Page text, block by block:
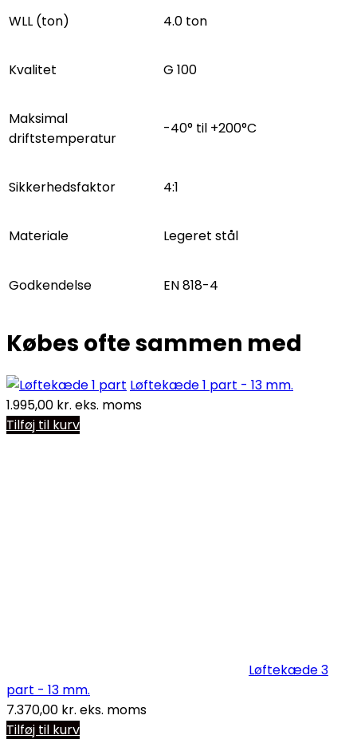
WLL (ton) 4.0 ton
Kvalitet G 100
Maksimal
driftstemperatur
-40° til +200°C
Sikkerhedsfaktor 4:1
Materiale Legeret stål
Godkendelse EN 818-4
Købes ofte sammen med
Løftekæde 1 part - 13 mm.
1.995,00 kr. eks. moms
Tilføj til kurv
Løftekæde 3
part - 13 mm.
7.370,00 kr. eks. moms
Tilføj til kurv